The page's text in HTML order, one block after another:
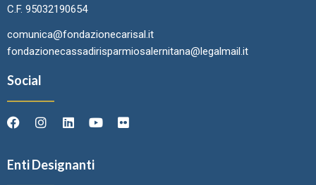
C.F. 95032190654
comunica@fondazionecarisal.it
fondazionecassadirisparmiosalernitana@legalmail.it
Social
Enti Designanti